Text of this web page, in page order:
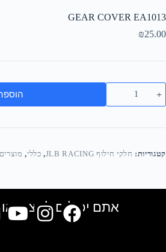
GEAR COVER EA1013
₪25.00
קטגוריות: חלקי חילוף JLB RACING , כללי,
אתם יכולים למצוא